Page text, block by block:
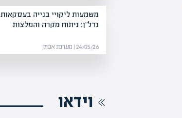
משמעות ליקויי בנייה בעסקאות
נדל"ן: ניתוח מקרה והמלצות
24/05/26 | מערכת אפיק
וידאו